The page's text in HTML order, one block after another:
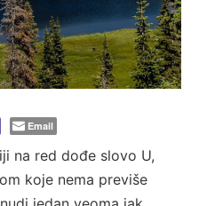
Email
na red dođe slovo U,
koje nema previše